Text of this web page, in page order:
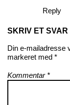
Reply
SKRIV ET SVAR
Din e-mailadresse
markeret med *
Kommentar *